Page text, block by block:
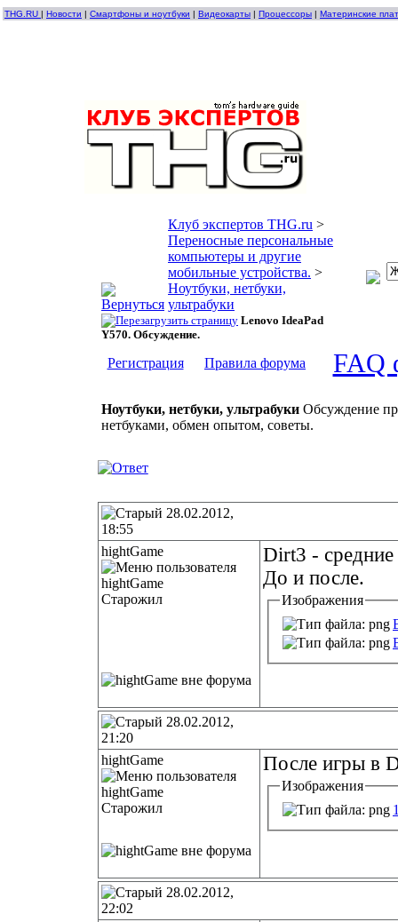
THG.RU | Новости | Смартфоны и ноутбуки | Видеокарты | Процессоры | Материнские
Клуб экспертов THG.ru >
Переносные персональные
компьютеры и другие
мобильные устройства. >
Ноутбуки, нетбуки,
ультрабуки
Lenovo IdeaPad
Y570. Обсуждение.
Регистрация Правила форума FAQ
Ноутбуки, нетбуки, ультрабуки Обсуждение
нетбуками, обмен опытом, советы.
28.02.2012,
18:55
hightGame
Старожил
Dirt3 - средние
До и после.
Изображения
28.02.2012,
21:20
hightGame
Старожил
После игры в
Изображения
28.02.2012,
22:02